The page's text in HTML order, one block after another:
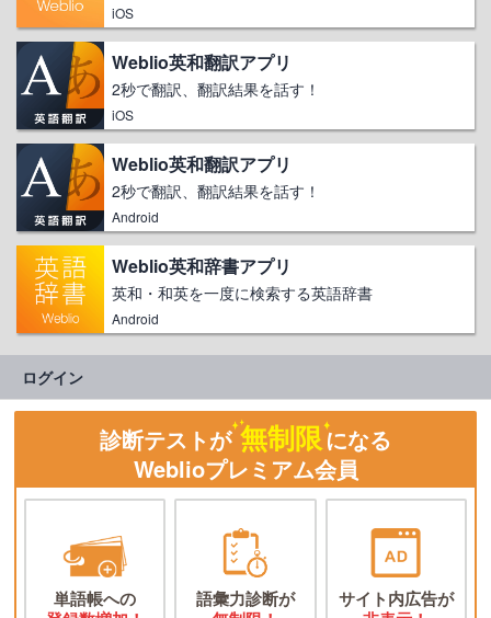
iOS
Weblio英和翻訳アプリ
2秒で翻訳、翻訳結果を話す！
iOS
Weblio英和翻訳アプリ
2秒で翻訳、翻訳結果を話す！
Android
Weblio英和辞書アプリ
英和・和英を一度に検索する英語辞書
Android
ログイン
診断テストが 無制限になる
Weblioプレミアム会員
単語帳への
語彙力診断が
サイト内広告が